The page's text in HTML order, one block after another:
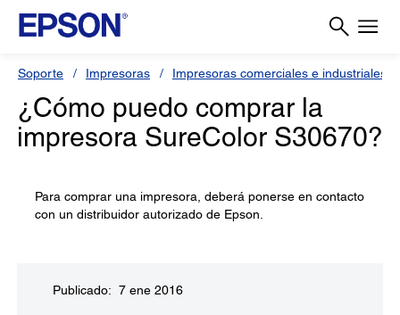
Soporte Impresoras Impresoras comerciales e industriales
¿Cómo puedo comprar la
impresora SureColor S30670?
Para comprar una impresora, deberá ponerse en contacto
con un distribuidor autorizado de Epson.
Publicado: 7 ene 2016